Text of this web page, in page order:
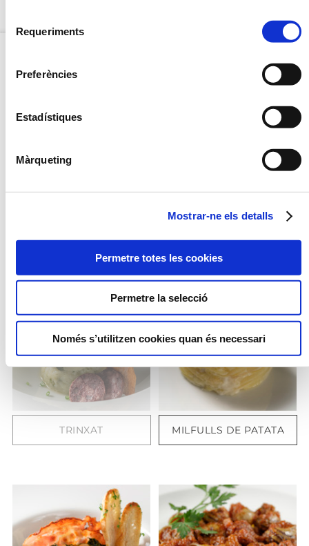
Requeriments
Preferències
Estadístiques
Màrqueting
Mostrar-ne els detalls
Permetre totes les cookies
Permetre la selecció
Només s’utilitzen cookies quan és necessari
VERDURES SALTADES A
TRINXAT MILFULLS DE PATATA